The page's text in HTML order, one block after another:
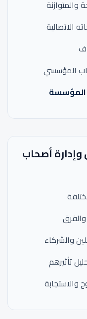
الاتصالية
المؤسسي
المؤسسة
وإدارة أصحاب
والفرق
والشركاء
تأثيرهم
والاستجابة